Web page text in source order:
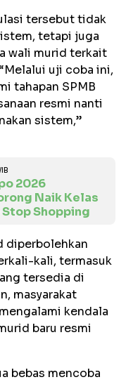
tersebut tidak
tetapi juga
wali murid terkait
uji coba ini,
tahapan SPMB
resmi nanti
sistem,”
2026
Naik Kelas
Shopping
diperbolehkan
kali, termasuk
tersedia di
masyarakat
kendala
baru resmi
bebas mencoba